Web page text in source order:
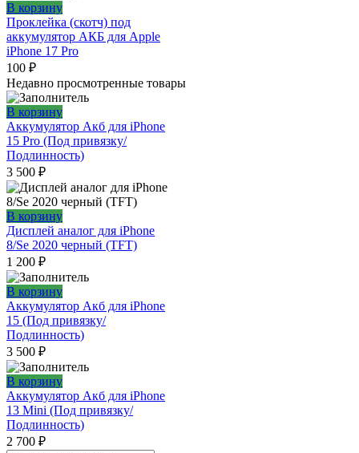
В корзину
Проклейка (скотч) под
аккумулятор АКБ для Apple
iPhone 17 Pro
100 ₽
Недавно просмотренные товары
В корзину
Аккумулятор Акб для iPhone
15 Pro (Под привязку/
Подлинность)
3 500 ₽
В корзину
Дисплей аналог для iPhone
8/Se 2020 черный (TFT)
1 200 ₽
В корзину
Аккумулятор Акб для iPhone
15 (Под привязку/
Подлинность)
3 500 ₽
В корзину
Аккумулятор Акб для iPhone
13 Mini (Под привязку/
Подлинность)
2 700 ₽